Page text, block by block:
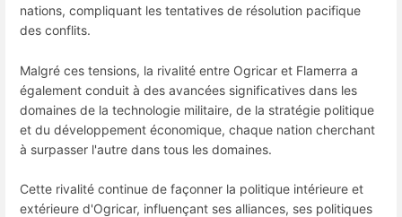
nations, compliquant les tentatives de résolution pacifique
des conflits.
Malgré ces tensions, la rivalité entre Ogricar et Flamerra a
également conduit à des avancées significatives dans les
domaines de la technologie militaire, de la stratégie politique
et du développement économique, chaque nation cherchant
à surpasser l'autre dans tous les domaines.
Cette rivalité continue de façonner la politique intérieure et
extérieure d'Ogricar, influençant ses alliances, ses politiques